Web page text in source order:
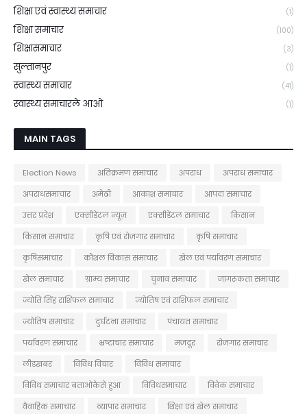
शिक्षा एवं स्वास्थ्य समाचार (1)
शिक्षा समाचार (100)
शिक्षासमाचार (3)
सुल्तानपुर (1)
स्वास्थ्य समाचार (41)
स्वास्थ्य समाचारले आओ (1)
MAIN TAGS
Election News अतिक्रमण समाचार अपराध
अपराध समाचार
अपराधसमाचार
अमेठी आकाश समाचार
आपदा समाचार
उत्तर प्रदेश
एक्सीडेंटल न्यूज़ एक्सीडेंटल समाचार
किसान
किसान समाचार
कृषि एवं रोजगार समाचार
कृषि समाचार
कृषिसमाचार
कौशल विकास समाचार
खेल एवं पर्यावरण समाचार
खेल समाचार
ग्राम्य समाचार चुनाव समाचार
जागरूकता समाचार
ज्योति सिंह राशिफल समाचार
ज्योतिष एवं राशिफल समाचार
ज्योतिष समाचार
दुर्घटना समाचार
पंचायत समाचार
पर्यावरण समाचार
भ्रष्टाचार समाचार मजदूर
रोजगार समाचार
लीडखबर
विविध विचार
विविध समाचार
विविध समाचार बताओकैसे हुआ
विविधसमाचार
विवेक समाचार
वैवाहिक समाचार
व्यापार समाचार
शिक्षा एवं खेल समाचार